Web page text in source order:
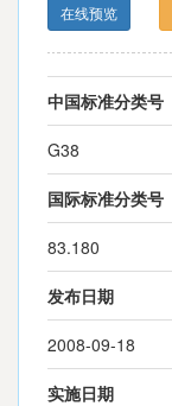
在线预览
中国标准分类号
G38
国际标准分类号
83.180
发布日期
2008-09-18
实施日期